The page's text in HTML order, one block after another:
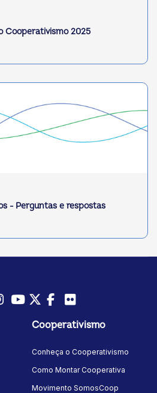
Cooperativismo 2025
- Perguntas e respostas
Instagram
YoutubeTwitter/X
Facebook
Cooperativismo
Conheça o Cooperativismo
Como Montar Cooperativa
Movimento SomosCoop